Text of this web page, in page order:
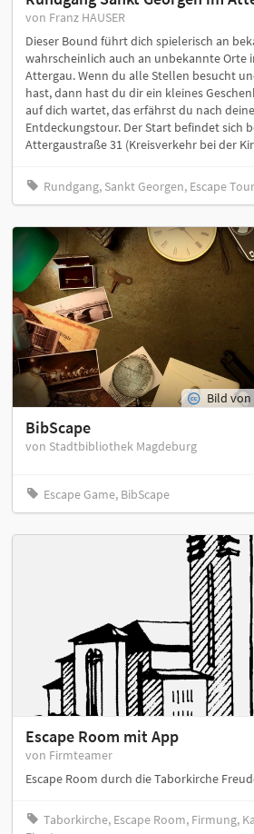
von Franz HAUSER
Dieser Bound führt dich spielerisch an
wahrscheinlich auch an unbekannte Orte
Attergau. Wenn du alle Stellen besucht
hast, dann hast du dir ein kleines
auf dich wartet, das erfährst du nach
Entdeckungstour. Der Start befindet sich
Attergaustraße 31 (Kreisverkehr bei der
Rundgang, Sankt Georgen, Escape Tour
Bild von
BibScape
von Stadtbibliothek Magdeburg
Escape Game, BibScape
Escape Room mit App
von Firmteamer
Escape Room durch die Taborkirche
Taborkirche, Escape Room, Firmung,